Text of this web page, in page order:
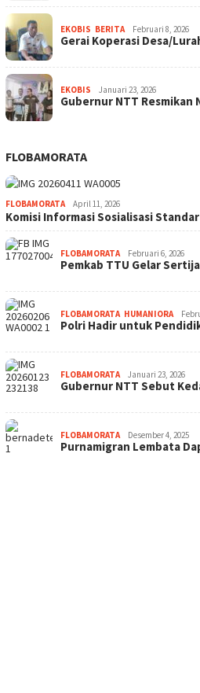
EKOBIS BERITA Februari 8, 2026
Gerai Koperasi Desa/
EKOBIS Januari 23, 2026
Gubernur NTT
FLOBAMORATA
FLOBAMORATA April 11, 2026
Komisi Informasi Sosialisasi
FLOBAMORATA Februari 6, 2026
Pemkab TTU Gelar
FLOBAMORATA, HUMANIORA
Polri Hadir untuk
FLOBAMORATA Januari 23, 2026
Gubernur NTT Sebut
FLOBAMORATA Desember 4, 2025
Purnamigran Lembata